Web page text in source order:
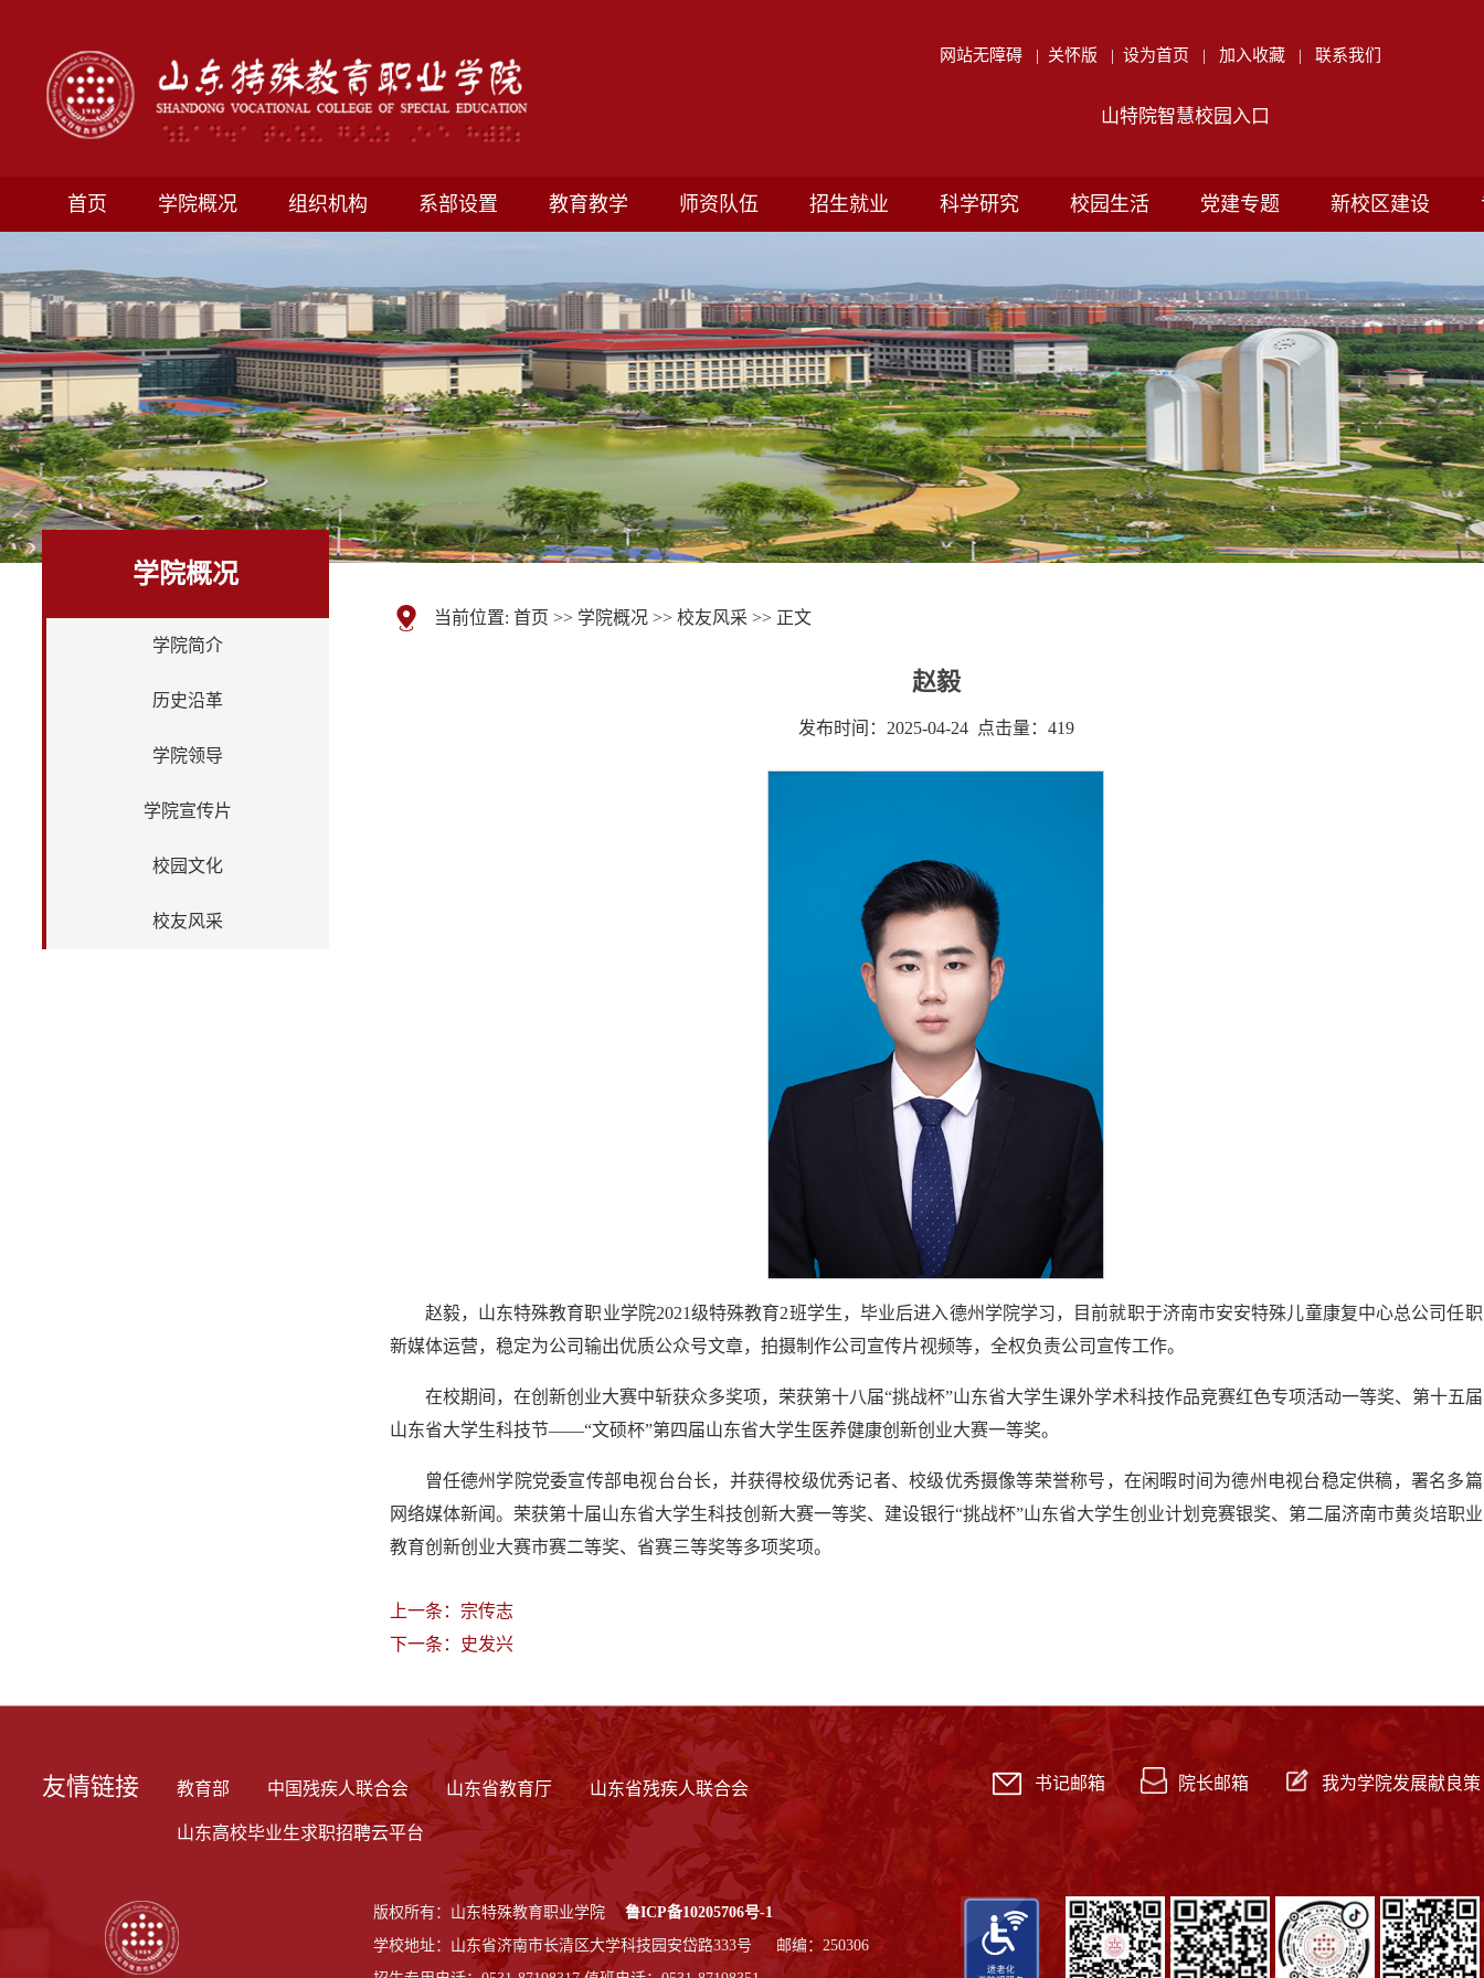
网站无障碍 | 关怀版 | 设为首页 | 加入收藏 | 联系我们
山特院智慧校园入口
首页 学院概况 组织机构 系部设置 教育教学 师资队伍 招生就业 科学研究 校园生活 党建专题 新校区建设
学院概况
学院简介
历史沿革
学院领导
学院宣传片
校园文化
校友风采
当前位置: 首页 >> 学院概况>> 校友风采 >> 正文
赵毅
发布时间：2025-04-24 点击量： 419
赵毅，山东特殊教育职业学院2021级特殊教育2班学生，毕业后进入德州学院学习，目前就职于济南市安安特殊儿童康复中心总公司任职
新媒体运营，稳定为公司输出优质公众号文章，拍摄制作公司宣传片视频等，全权负责公司宣传工作。
在校期间，在创新创业大赛中斩获众多奖项，荣获第十八届“挑战杯”山东省大学生课外学术科技作品竞赛红色专项活动一等奖、第十五届
山东省大学生科技节——“文硕杯”第四届山东省大学生医养健康创新创业大赛一等奖。
曾任德州学院党委宣传部电视台台长，并获得校级优秀记者、校级优秀摄像等荣誉称号，在闲暇时间为德州电视台稳定供稿，署名多篇
网络媒体新闻。荣获第十届山东省大学生科技创新大赛一等奖、建设银行“挑战杯”山东省大学生创业计划竞赛银奖、第二届济南市黄炎培职业
教育创新创业大赛市赛二等奖、省赛三等奖等多项奖项。
上一条： 宗传志
下一条：
史发兴
友情链接 教育部 中国残疾人联合会 山东省教育厅 山东省残疾人联合会
山东高校毕业生求职招聘云平台
书记邮箱 院长邮箱 我为学院发展献良策
版权所有：山东特殊教育职业学院鲁ICP备10205706号-1
学校地址：山东省济南市长清区大学科技园安岱路333号 邮编：250306